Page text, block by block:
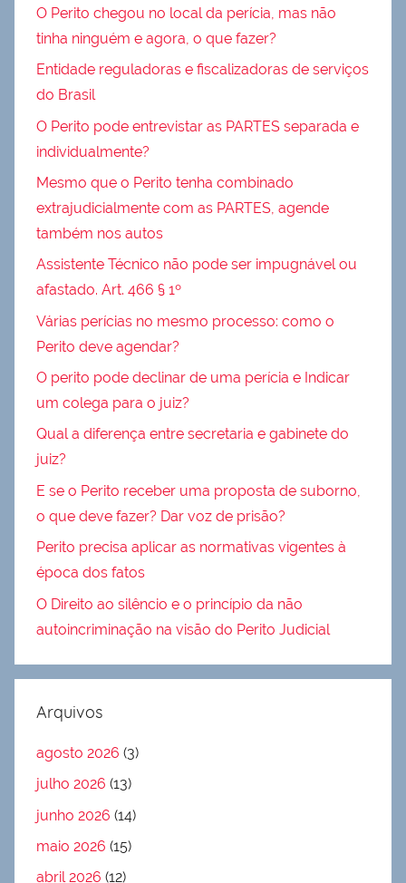
O Perito chegou no local da perícia, mas não
tinha ninguém e agora, o que fazer?
Entidade reguladoras e fiscalizadoras de serviços
do Brasil
O Perito pode entrevistar as PARTES separada e
individualmente?
Mesmo que o Perito tenha combinado
extrajudicialmente com as PARTES, agende
também nos autos
Assistente Técnico não pode ser impugnável ou
afastado. Art. 466 § 1º
Várias perícias no mesmo processo: como o
Perito deve agendar?
O perito pode declinar de uma perícia e Indicar
um colega para o juiz?
Qual a diferença entre secretaria e gabinete do
juiz?
E se o Perito receber uma proposta de suborno,
o que deve fazer? Dar voz de prisão?
Perito precisa aplicar as normativas vigentes à
época dos fatos
O Direito ao silêncio e o princípio da não
autoincriminação na visão do Perito Judicial
Arquivos
agosto 2026 (3)
julho 2026 (13)
junho 2026 (14)
maio 2026 (15)
abril 2026 (12)